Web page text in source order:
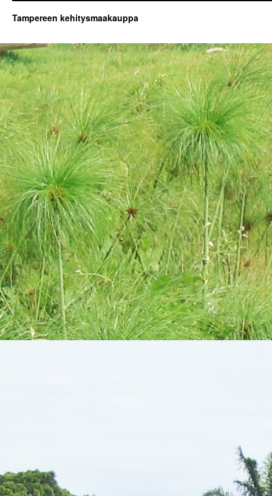
Tampereen kehitysmaakauppa